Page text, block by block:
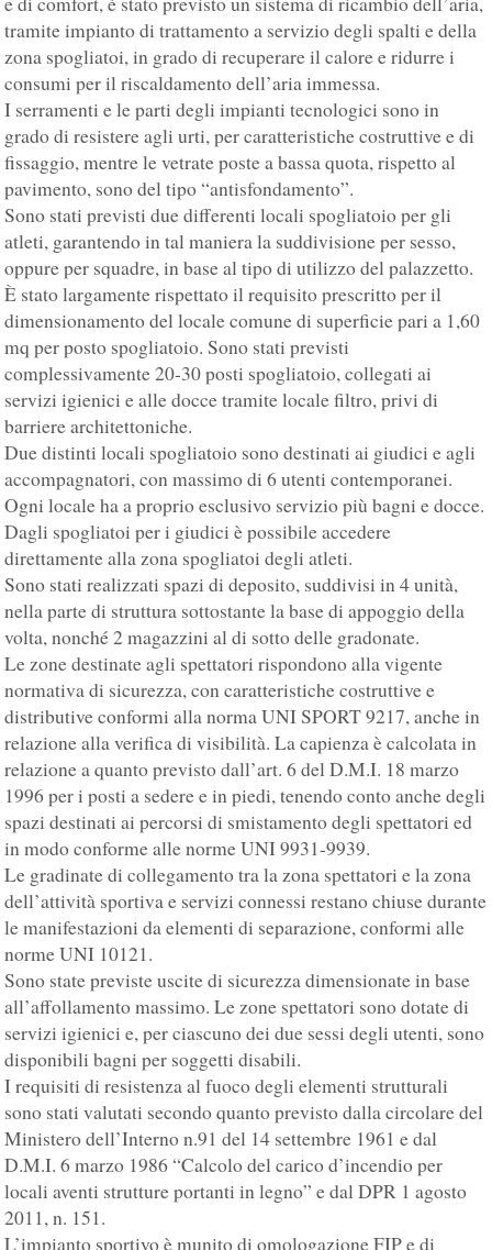
tramite impianto di trattamento a servizio degli spalti e della
zona spogliatoi, in grado di recuperare il calore e ridurre i
consumi per il riscaldamento dell’aria immessa.
I serramenti e le parti degli impianti tecnologici sono in
grado di resistere agli urti, per caratteristiche costruttive e di
fissaggio, mentre le vetrate poste a bassa quota, rispetto al
pavimento, sono del tipo “antisfondamento”.
Sono stati previsti due differenti locali spogliatoio per gli
atleti, garantendo in tal maniera la suddivisione per sesso,
oppure per squadre, in base al tipo di utilizzo del palazzetto.
È stato largamente rispettato il requisito prescritto per il
dimensionamento del locale comune di superficie pari a 1,60
mq per posto spogliatoio. Sono stati previsti
complessivamente 20-30 posti spogliatoio, collegati ai
servizi igienici e alle docce tramite locale filtro, privi di
barriere architettoniche.
Due distinti locali spogliatoio sono destinati ai giudici e agli
accompagnatori, con massimo di 6 utenti contemporanei.
Ogni locale ha a proprio esclusivo servizio più bagni e docce.
Dagli spogliatoi per i giudici è possibile accedere
direttamente alla zona spogliatoi degli atleti.
Sono stati realizzati spazi di deposito, suddivisi in 4 unità,
nella parte di struttura sottostante la base di appoggio della
volta, nonché 2 magazzini al di sotto delle gradonate.
Le zone destinate agli spettatori rispondono alla vigente
normativa di sicurezza, con caratteristiche costruttive e
distributive conformi alla norma UNI SPORT 9217, anche in
relazione alla verifica di visibilità. La capienza è calcolata in
relazione a quanto previsto dall’art. 6 del D.M.I. 18 marzo
1996 per i posti a sedere e in piedi, tenendo conto anche degli
spazi destinati ai percorsi di smistamento degli spettatori ed
in modo conforme alle norme UNI 9931-9939.
Le gradinate di collegamento tra la zona spettatori e la zona
dell’attività sportiva e servizi connessi restano chiuse durante
le manifestazioni da elementi di separazione, conformi alle
norme UNI 10121.
Sono state previste uscite di sicurezza dimensionate in base
all’affollamento massimo. Le zone spettatori sono dotate di
servizi igienici e, per ciascuno dei due sessi degli utenti, sono
disponibili bagni per soggetti disabili.
I requisiti di resistenza al fuoco degli elementi strutturali
sono stati valutati secondo quanto previsto dalla circolare del
Ministero dell’Interno n.91 del 14 settembre 1961 e dal
D.M.I. 6 marzo 1986 “Calcolo del carico d’incendio per
locali aventi strutture portanti in legno” e dal DPR 1 agosto
2011, n. 151.
L’impianto sportivo è munito di omologazione FIP e di